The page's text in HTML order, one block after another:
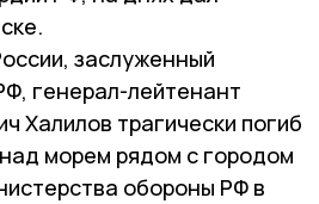
заслуженный
генерал-лейтенант
Халилов трагически погиб
морем рядом с городом
обороны РФ в